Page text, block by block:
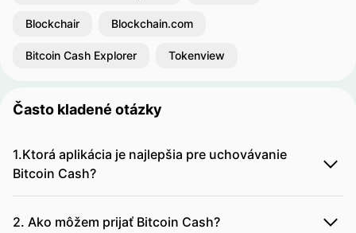
Blockchair Blockchain.com
Bitcoin Cash Explorer Tokenview
Často kladené otázky
1.Ktorá aplikácia je najlepšia pre uchovávanie
Bitcoin Cash?
2. Ako môžem prijať Bitcoin Cash?